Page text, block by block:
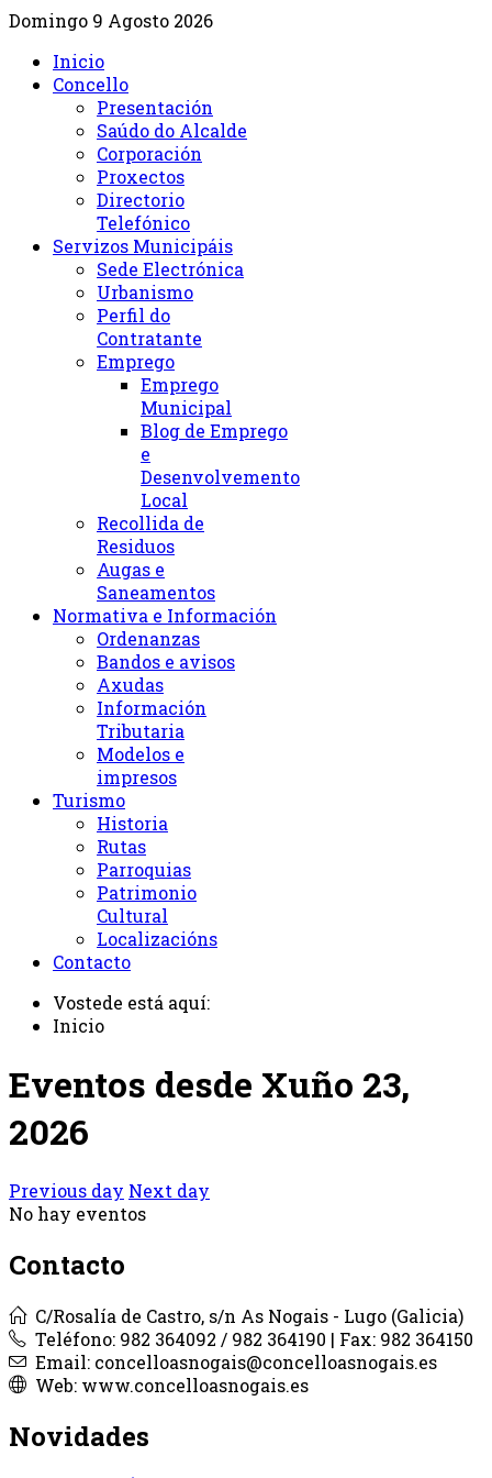
Domingo 9 Agosto 2026
Inicio
Concello
Presentación
Saúdo do Alcalde
Corporación
Proxectos
Directorio
Telefónico
Servizos Municipáis
Sede Electrónica
Urbanismo
Perfil do
Contratante
Emprego
Emprego
Municipal
Blog de Emprego
e
Desenvolvemento
Local
Recollida de
Residuos
Augas e
Saneamentos
Normativa e Información
Ordenanzas
Bandos e avisos
Axudas
Información
Tributaria
Modelos e
impresos
Turismo
Historia
Rutas
Parroquias
Patrimonio
Cultural
Localizacións
Contacto
Vostede está aquí:
Inicio
Eventos desde Xuño 23,
2026
Previous day Next day
No hay eventos
Contacto
C/Rosalía de Castro, s/n As Nogais - Lugo (Galicia)
Teléfono: 982 364092 / 982 364190 | Fax: 982 364150
Email: concelloasnogais@concelloasnogais.es
Web: www.concelloasnogais.es
Novidades